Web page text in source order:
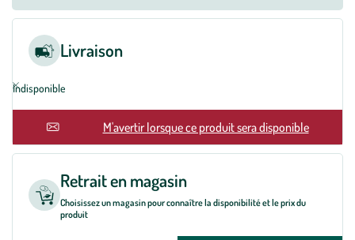
Livraison
Indisponible
M'avertir lorsque ce produit sera disponible
Retrait en magasin
Choisissez un magasin pour connaître la disponibilité et le prix du
produit